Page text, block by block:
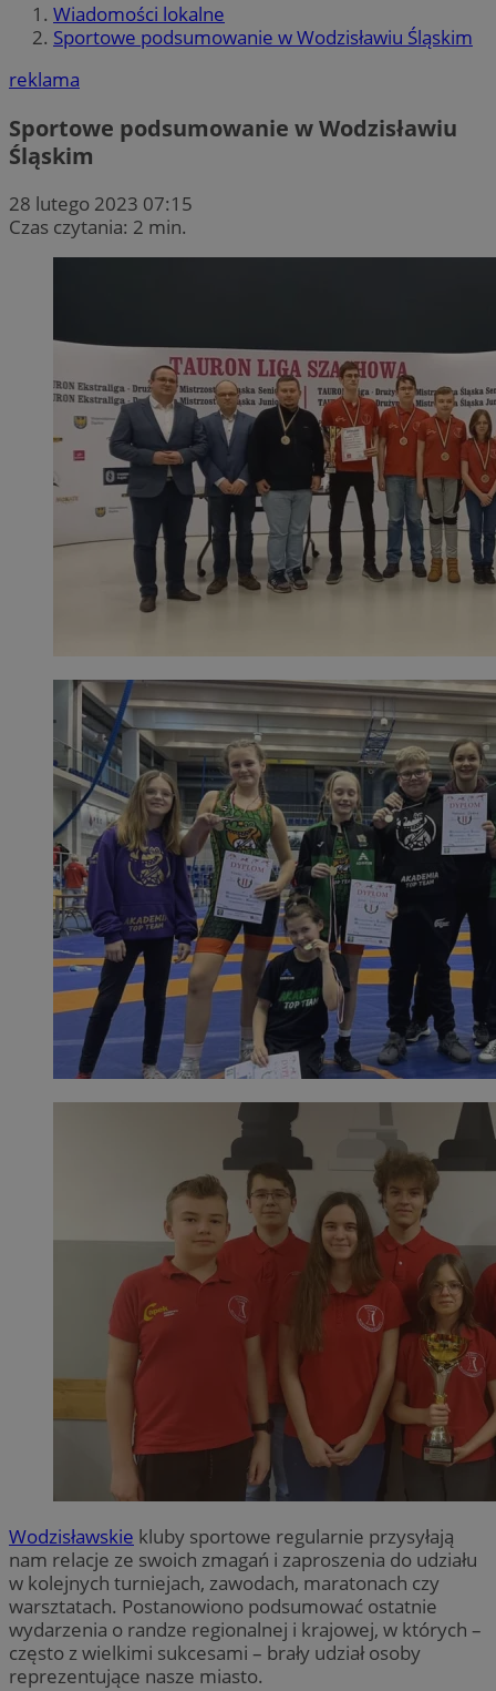
Wiadomości lokalne
Sportowe podsumowanie w Wodzisławiu Śląskim
reklama
Sportowe podsumowanie w Wodzisławiu
Śląskim
28 lutego 2023 07:15
Czas czytania: 2 min.
Wodzisławskie kluby sportowe regularnie przysyłają
nam relacje ze swoich zmagań i zaproszenia do udziału
w kolejnych turniejach, zawodach, maratonach czy
warsztatach. Postanowiono podsumować ostatnie
wydarzenia o randze regionalnej i krajowej, w których –
często z wielkimi sukcesami – brały udział osoby
reprezentujące nasze miasto.